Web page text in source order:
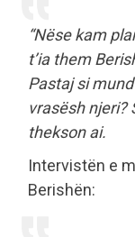
“Nëse kam
t’ia them
Pastaj si
vrasësh njeri?
thekson ai.
Intervistën e
Berishën: